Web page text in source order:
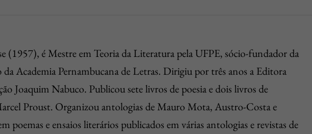
(1957), é Mestre em Teoria da Literatura pela UFPE, sócio-fundador da
Academia Pernambucana de Letras. Dirigiu por três anos a Editora
Joaquim Nabuco. Publicou sete livros de poesia e dois livros de
Proust. Organizou antologias de Mauro Mota, Austro-Costa e
poemas e ensaios literários publicados em várias antologias e revistas de